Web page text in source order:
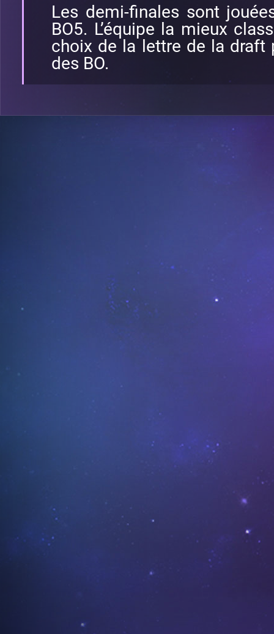
Les demi-finales sont
BO5. L’équipe la mieux
choix de la lettre de la draft
des BO.